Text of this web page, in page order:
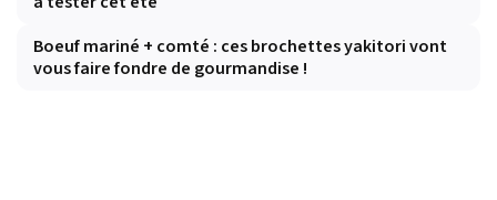
Boeuf mariné + comté : ces brochettes yakitori vont
vous faire fondre de gourmandise !